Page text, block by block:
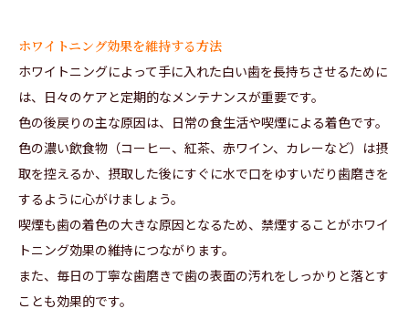
ホワイトニング効果を維持する方法
ホワイトニングによって手に入れた白い歯を長持ちさせるために
は、日々のケアと定期的なメンテナンスが重要です。
色の後戻りの主な原因は、日常の食生活や喫煙による着色です。
色の濃い飲食物（コーヒー、紅茶、赤ワイン、カレーなど）は摂
取を控えるか、摂取した後にすぐに水で口をゆすいだり歯磨きを
するように心がけましょう。
喫煙も歯の着色の大きな原因となるため、禁煙することがホワイ
トニング効果の維持につながります。
また、毎日の丁寧な歯磨きで歯の表面の汚れをしっかりと落とす
ことも効果的です。